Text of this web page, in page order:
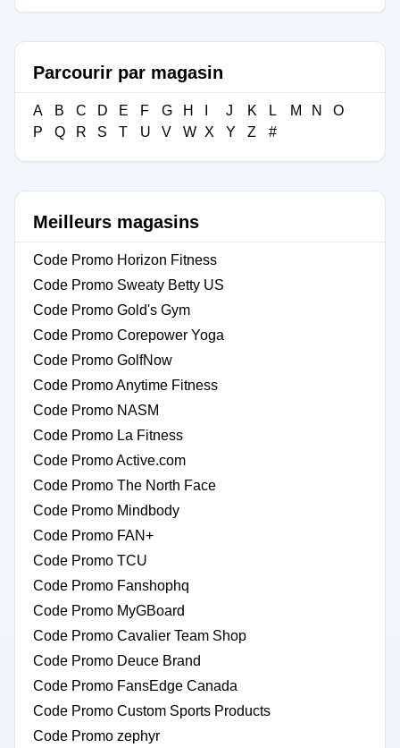
Parcourir par magasin
A B C D E F G H J K L M N
O
P
Q R S T U V W X Y Z #
Meilleurs magasins
Code Promo Horizon Fitness
Code Promo Sweaty Betty US
Code Promo Gold's Gym
Code Promo Corepower Yoga
Code Promo GolfNow
Code Promo Anytime Fitness
Code Promo NASM
Code Promo La Fitness
Code Promo Active.com
Code Promo The North Face
Code Promo Mindbody
Code Promo FAN+
Code Promo TCU
Code Promo Fanshophq
Code Promo MyGBoard
Code Promo Cavalier Team Shop
Code Promo Deuce Brand
Code Promo FansEdge Canada
Code Promo Custom Sports Products
Code Promo zephyr